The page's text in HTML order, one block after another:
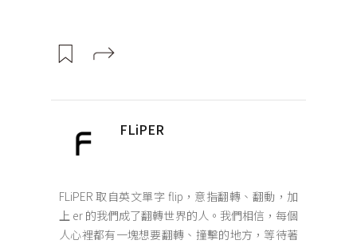
FLiPER
FLiPER 取自英文單字 flip，意指翻轉、翻動，加
上 er 的我們成了翻轉世界的人。我們相信，每個
人心裡都有一塊想要翻轉、撞擊的地方，等待著